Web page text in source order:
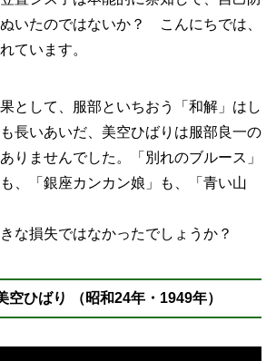
いたのではないか？ こんにちでは、
ています。
として、服部といちおう「和解」はし
長いあいだ、美空ひばりは服部良一の
りませんでした。「別れのブルース」
、「銀座カンカン娘」も、「青い山
な損失ではなかったでしょうか？
空ひばり （昭和24年・1949年）